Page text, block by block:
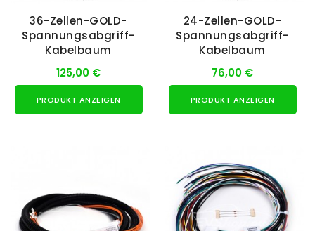
36-Zellen-GOLD-
Spannungsabgriff-
Kabelbaum
125,00 €
PRODUKT ANZEIGEN
24-Zellen-GOLD-
Spannungsabgriff-
Kabelbaum
76,00 €
PRODUKT ANZEIGEN